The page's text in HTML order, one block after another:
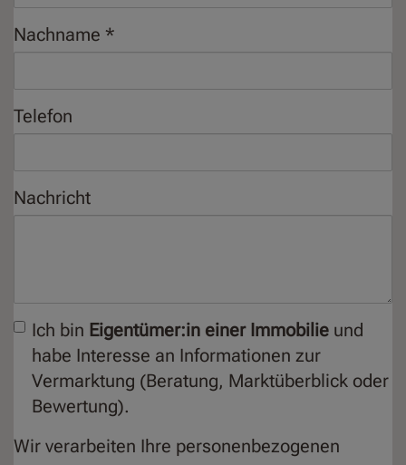
Nachname
Telefon
Nachricht
Ich bin Eigentümer:in einer Immobilie und
habe Interesse an Informationen zur
Vermarktung (Beratung, Marktüberblick oder
Bewertung).
Wir verarbeiten Ihre personenbezogenen